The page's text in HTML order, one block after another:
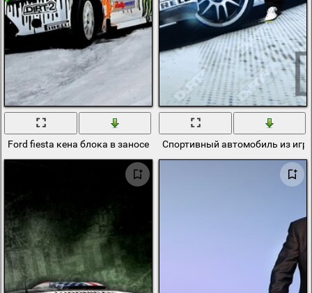
Ford fiesta кена блока в заносе на снегуСпортивный автомобиль из